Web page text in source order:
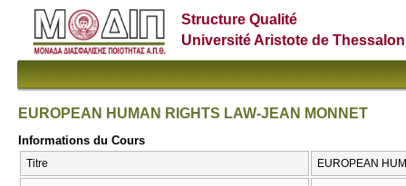
Structure Qualité
Université Aristote de
EUROPEAN HUMAN RIGHTS LAW-JEAN MONNET
Informations du Cours
Titre EUROPEAN